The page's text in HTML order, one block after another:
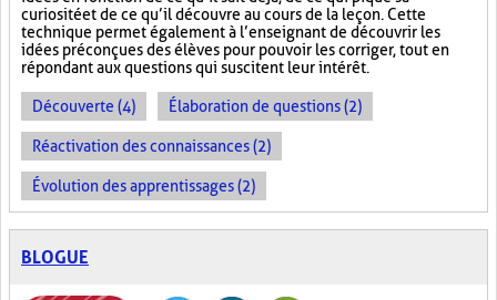
curiosité et de ce qu’il découvre au cours de la leçon. Cette
technique permet également à l’enseignant de découvrir les
idées préconçues des élèves pour pouvoir les corriger, tout en
répondant aux questions qui suscitent leur intérêt.
Découverte (4) Élaboration de questions (2)
Réactivation des connaissances (2)
Évolution des apprentissages (2)
BLOGUE